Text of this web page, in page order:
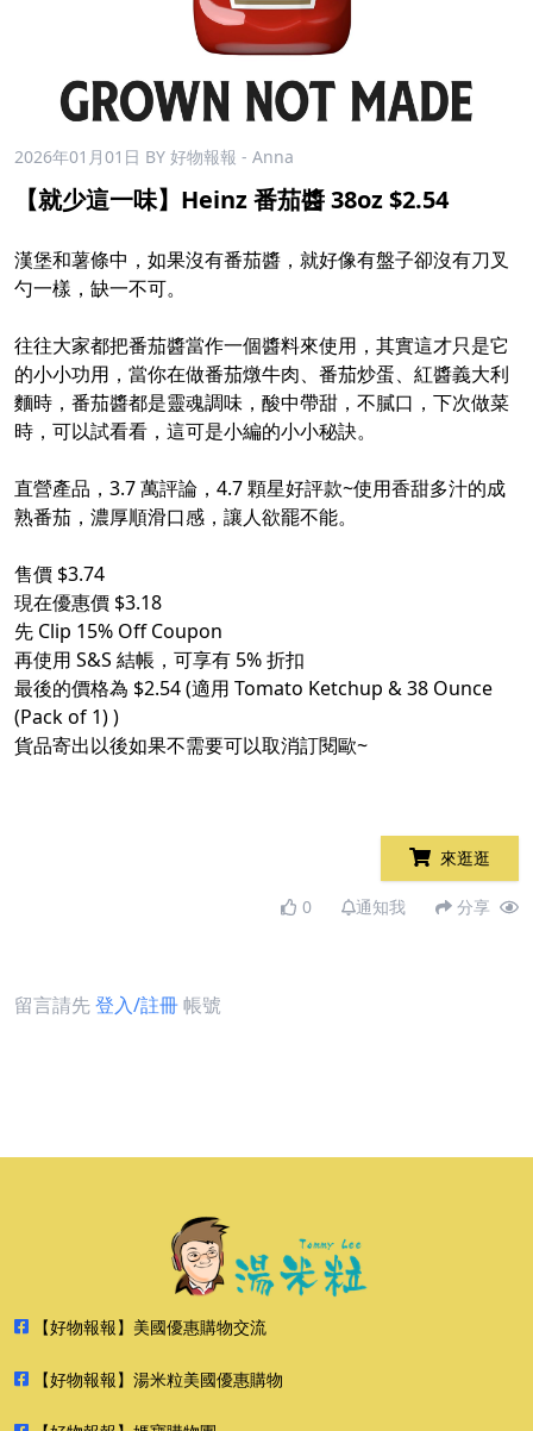
2026年01月01日 BY 好物報報 - Anna
【就少這一味】Heinz 番茄醬 38oz $2.54
漢堡和薯條中，如果沒有番茄醬，就好像有盤子卻沒有刀叉
勺一樣，缺一不可。
往往大家都把番茄醬當作一個醬料來使用，其實這才只是它
的小小功用，當你在做番茄燉牛肉、番茄炒蛋、紅醬義大利
麵時，番茄醬都是靈魂調味，酸中帶甜，不膩口，下次做菜
時，可以試看看，這可是小編的小小秘訣。
直營產品，3.7 萬評論，4.7 顆星好評款~使用香甜多汁的成
熟番茄，濃厚順滑口感，讓人欲罷不能。
售價 $3.74
現在優惠價 $3.18
先 Clip 15% Off Coupon
再使用 S&S 結帳，可享有 5% 折扣
最後的價格為 $2.54 (適用 Tomato Ketchup & 38 Ounce
(Pack of 1) )
貨品寄出以後如果不需要可以取消訂閱歐~
來逛逛
0 通知我 分享
留言請先登入/註冊帳號
【好物報報】美國優惠購物交流
【好物報報】湯米粒美國優惠購物